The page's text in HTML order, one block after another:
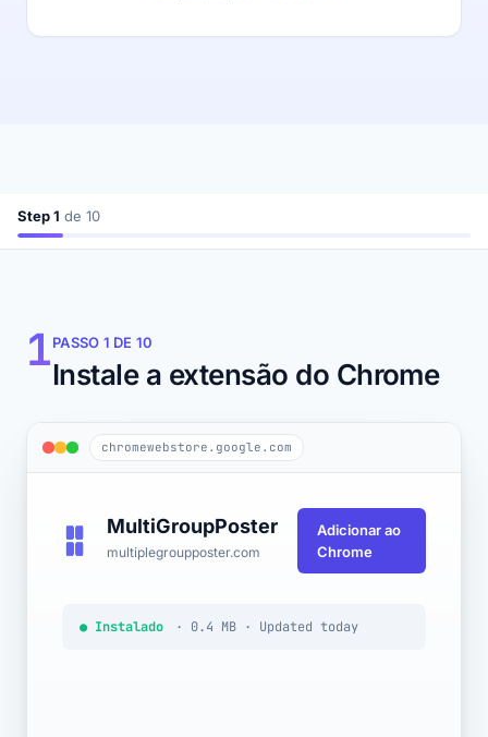
Step 1 de 10
1PASSO 1 DE 10
Instale a extensão do Chrome
chromewebstore.google.com
MultiGroupPoster
multiplegroupposter.com
Adicionar ao
Chrome
● Instalado · 0.4 MB · Updated today